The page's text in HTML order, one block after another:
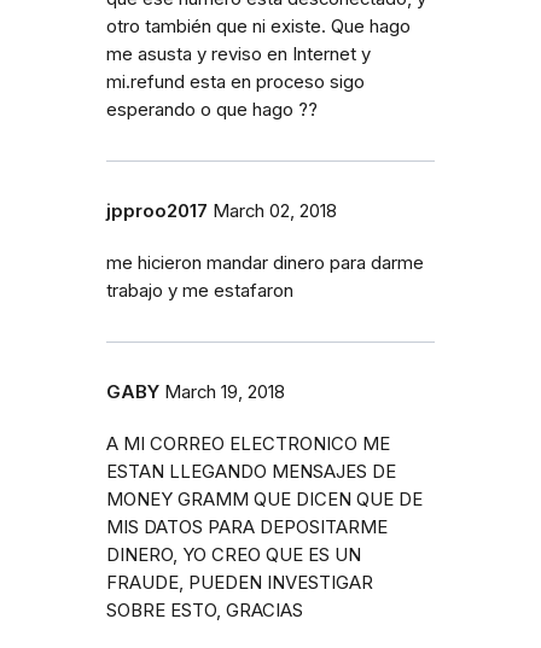
otro también que ni existe. Que hago
me asusta y reviso en Internet y
mi.refund esta en proceso sigo
esperando o que hago ??
jpproo2017 March 02, 2018
me hicieron mandar dinero para darme
trabajo y me estafaron
GABY March 19, 2018
A MI CORREO ELECTRONICO ME
ESTAN LLEGANDO MENSAJES DE
MONEY GRAMM QUE DICEN QUE DE
MIS DATOS PARA DEPOSITARME
DINERO, YO CREO QUE ES UN
FRAUDE, PUEDEN INVESTIGAR
SOBRE ESTO, GRACIAS